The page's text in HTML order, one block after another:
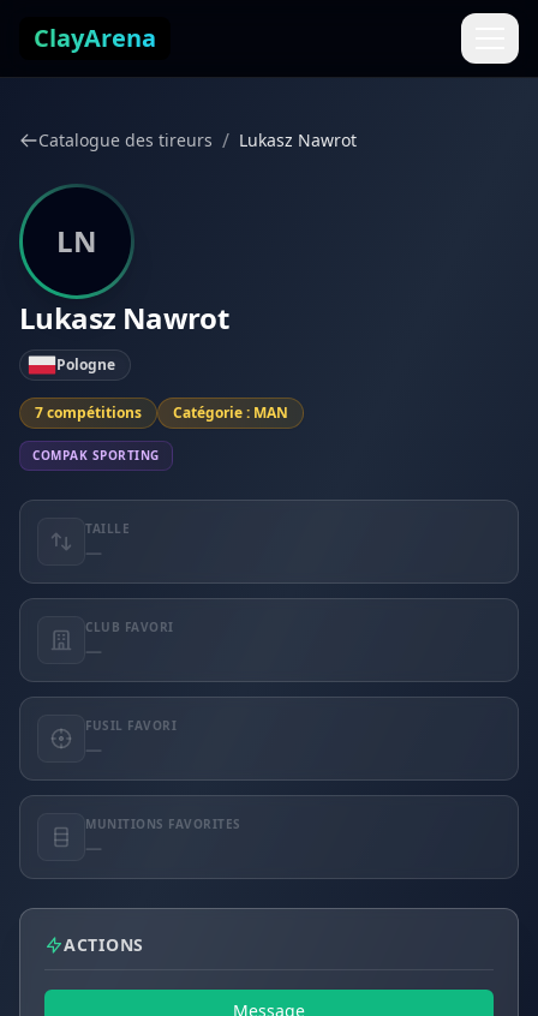
ClayArena
Catalogue des tireurs / Lukasz Nawrot
LN
Lukasz Nawrot
Pologne
7 compétitions Catégorie : MAN
COMPAK SPORTING
TAILLE
—
CLUB FAVORI
—
FUSIL FAVORI
—
MUNITIONS FAVORITES
—
ACTIONS
Message